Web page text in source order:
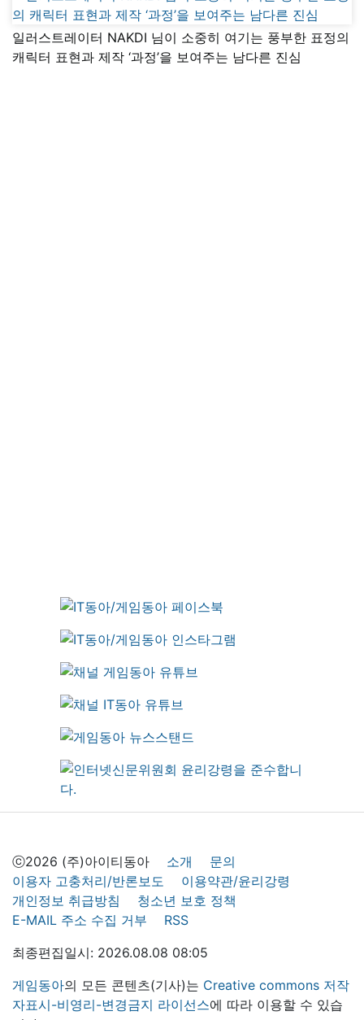
일러스트레이터 NAKDI 님이 소중히 여기는 풍부한 표정의
캐릭터 표현과 제작 ‘과정’을 보여주는 남다른 진심
ⓒ2026 (주)아이티동아 소개
문의
이용자 고충처리/반론보도
이용약관/윤리강령
개인정보 취급방침
청소년 보호 정책
E-MAIL 주소 수집 거부
RSS
최종편집일시: 2026.08.08 08:05
게임동아의 모든 콘텐츠(기사)는 Creative commons 저작
자표시-비영리-변경금지 라이선스에 따라 이용할 수 있습